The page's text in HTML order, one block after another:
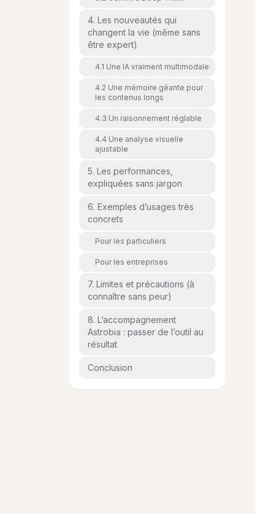
4. Les nouveautés qui
changent la vie (même sans
être expert)
4.1 Une IA vraiment multimodale
4.2 Une mémoire géante pour
les contenus longs
4.3 Un raisonnement réglable
4.4 Une analyse visuelle
ajustable
5. Les performances,
expliquées sans jargon
6. Exemples d’usages très
concrets
Pour les particuliers
Pour les entreprises
7. Limites et précautions (à
connaître sans peur)
8. L’accompagnement
Astrobia : passer de l’outil au
résultat
Conclusion